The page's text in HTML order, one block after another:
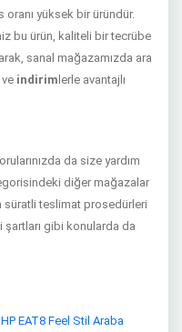
yüksek bir üründür.
bu ürün, kaliteli bir tecrübe
sanal mağazamızda ara
ve indirim lerle avantajlı
da size yardım
diğer mağazalar
süratli teslimat prosedürleri
şartları gibi konularda da
EAT8 Feel Stil Araba